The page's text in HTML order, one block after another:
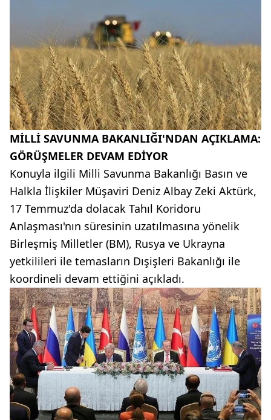
MİLLİ SAVUNMA BAKANLIĞI'NDAN AÇIKLAMA:
GÖRÜŞMELER DEVAM EDİYOR
Konuyla ilgili Milli Savunma Bakanlığı Basın ve
Halkla İlişkiler Müşaviri Deniz Albay Zeki Aktürk,
17 Temmuz'da dolacak Tahıl Koridoru
Anlaşması'nın süresinin uzatılmasına yönelik
Birleşmiş Milletler (BM), Rusya ve Ukrayna
yetkilileri ile temasların Dışişleri Bakanlığı ile
koordineli devam ettiğini açıkladı.